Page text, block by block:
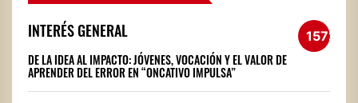
INTERÉS GENERAL 1572
DE LA IDEA AL IMPACTO: JÓVENES, VOCACIÓN Y EL VALOR DE
APRENDER DEL ERROR EN “ONCATIVO IMPULSA”